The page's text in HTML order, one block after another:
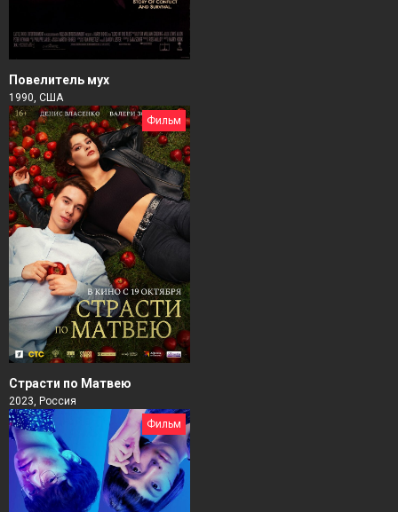
Повелитель мух
1990, США
Фильм
Страсти по Матвею
2023, Россия
Фильм